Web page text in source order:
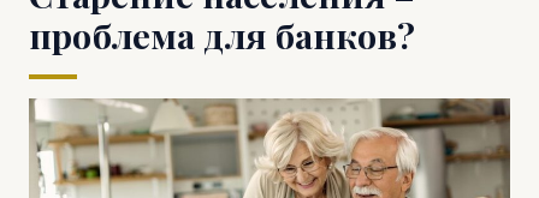
проблема для банков?